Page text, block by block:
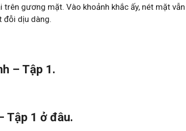
gương mặt. Vào khoảnh khắc ấy, nét mặt vẫn
đỗi dịu dàng.
– Tập 1.
Tập 1 ở đâu.